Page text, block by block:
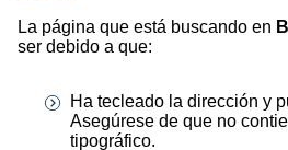
La página que está buscando en
ser debido a que:
Ha tecleado la dirección y
Asegúrese de que no
tipográfico.